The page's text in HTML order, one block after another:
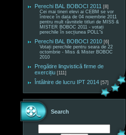
Perechi BAL BOBOCI 2011 [8]
Cei mai tineri elevi ai CEBM se vor
întrece în data de 04 noiembrie 2011
pentru mult râvnitele titluri de MISS &
MISTER BOBOC 2011 - votați
perechile în secțiunea POLL"s
Perechi BAL BOBOCI 2010 [6]
Votați perechile pentru seara de 22
octombrie - Miss & Mister BOBOC
2010
Pregătire lingvistică firme de
exercițiu [111]
Întâlnire de lucru IPT 2014 [57]
Search